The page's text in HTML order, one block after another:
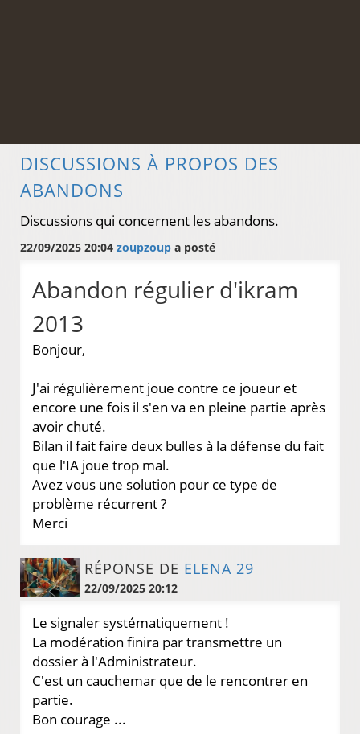
DISCUSSIONS À PROPOS DES
ABANDONS
Discussions qui concernent les abandons.
22/09/2025 20:04 zoupzoup a posté
Abandon régulier d'ikram
2013
Bonjour,
J'ai régulièrement joue contre ce joueur et
encore une fois il s'en va en pleine partie après
avoir chuté.
Bilan il fait faire deux bulles à la défense du fait
que l'IA joue trop mal.
Avez vous une solution pour ce type de
problème récurrent ?
Merci
RÉPONSE DE ELENA 29
22/09/2025 20:12
Le signaler systématiquement !
La modération finira par transmettre un
dossier à l'Administrateur.
C'est un cauchemar que de le rencontrer en
partie.
Bon courage ...